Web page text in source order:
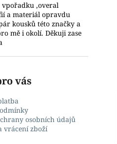
vpořadku ,overal
a materiál opravdu
kousků této značky a
mě i okolí. Děkuji zase
vás
osobních údajů
vrácení zboží